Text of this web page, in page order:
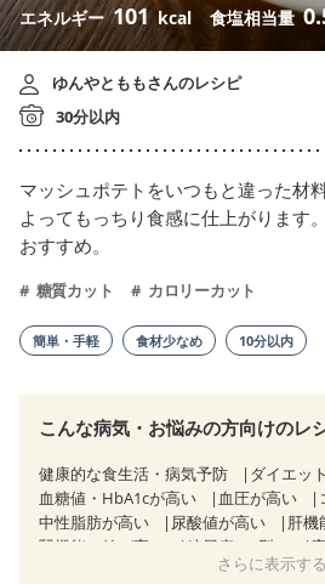
エネルギー101 kcal 食塩相当量
ゆんやとももさんのレシピ
30分以内
マッシュポテトをいつもと違った材
よってもっちり食感に仕上がります
おすすめ。
糖質カット カロリーカット
簡単・手軽 食材少なめ 10分以内
こんな病気・お悩みの方向けのレ
健康的な食生活・病気予防
ダイエット
血糖値・HbA1cが高い
血圧が高い
中性脂肪が高い
尿酸値が高い
肝機
腎機能の値が高い
糖尿病（2型）
胆石症
慢性膵
さらに表示する